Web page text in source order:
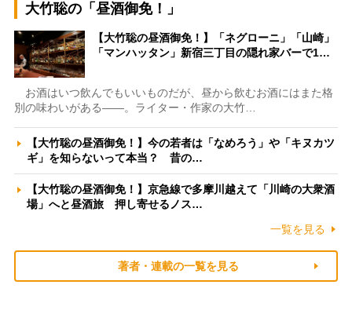
大竹聡の「昼酒御免！」
【大竹聡の昼酒御免！】「ネグローニ」「山崎」
「マンハッタン」新宿三丁目の隠れ家バーで1…
お酒はいつ飲んでもいいものだが、昼から飲むお酒にはまた格
別の味わいがある――。ライター・作家の大竹…
【大竹聡の昼酒御免！】今の若者は「なめろう」や「キヌカツ
ギ」を知らないって本当？ 昔の…
【大竹聡の昼酒御免！】京急線で多摩川越えて「川崎の大衆酒
場」へと昼酒旅 押し寄せるノス…
一覧を見る
著者・連載の一覧を見る